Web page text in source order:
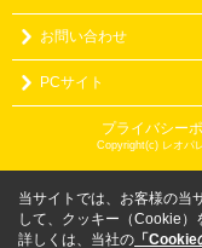
お問い合わせ
PCサイト
プライバシー
Copyright(c) レオパ
当サイトでは、お客様の当
して、クッキー（Cookie）
詳しくは、当社の 「